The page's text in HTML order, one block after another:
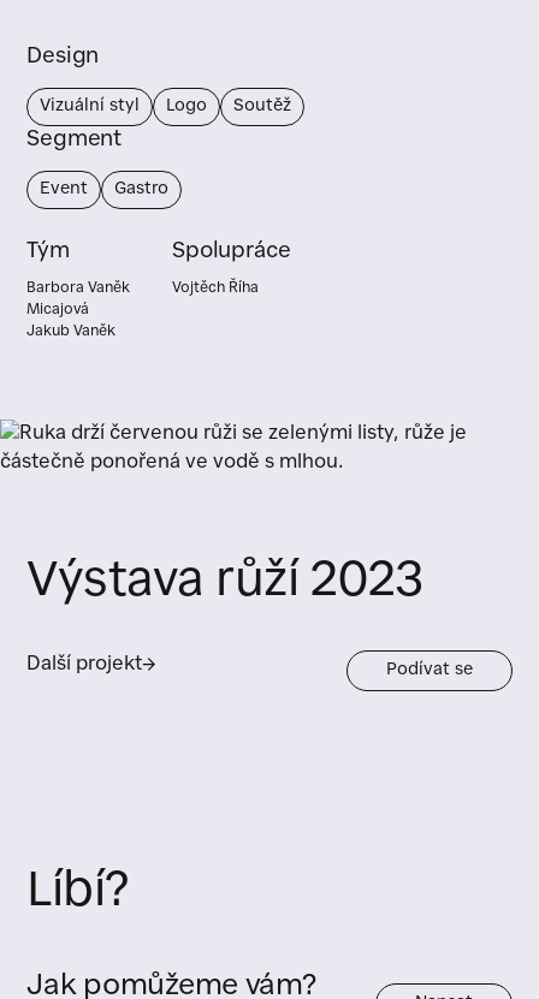
Design
Vizuální styl Logo Soutěž
Segment
Event Gastro
Tým
Barbora Vaněk
Micajová
Jakub Vaněk
Spolupráce
Vojtěch Říha
Výstava růží 2023
Další projekt→ Podívat se
Líbí?
Jak pomůžeme vám?